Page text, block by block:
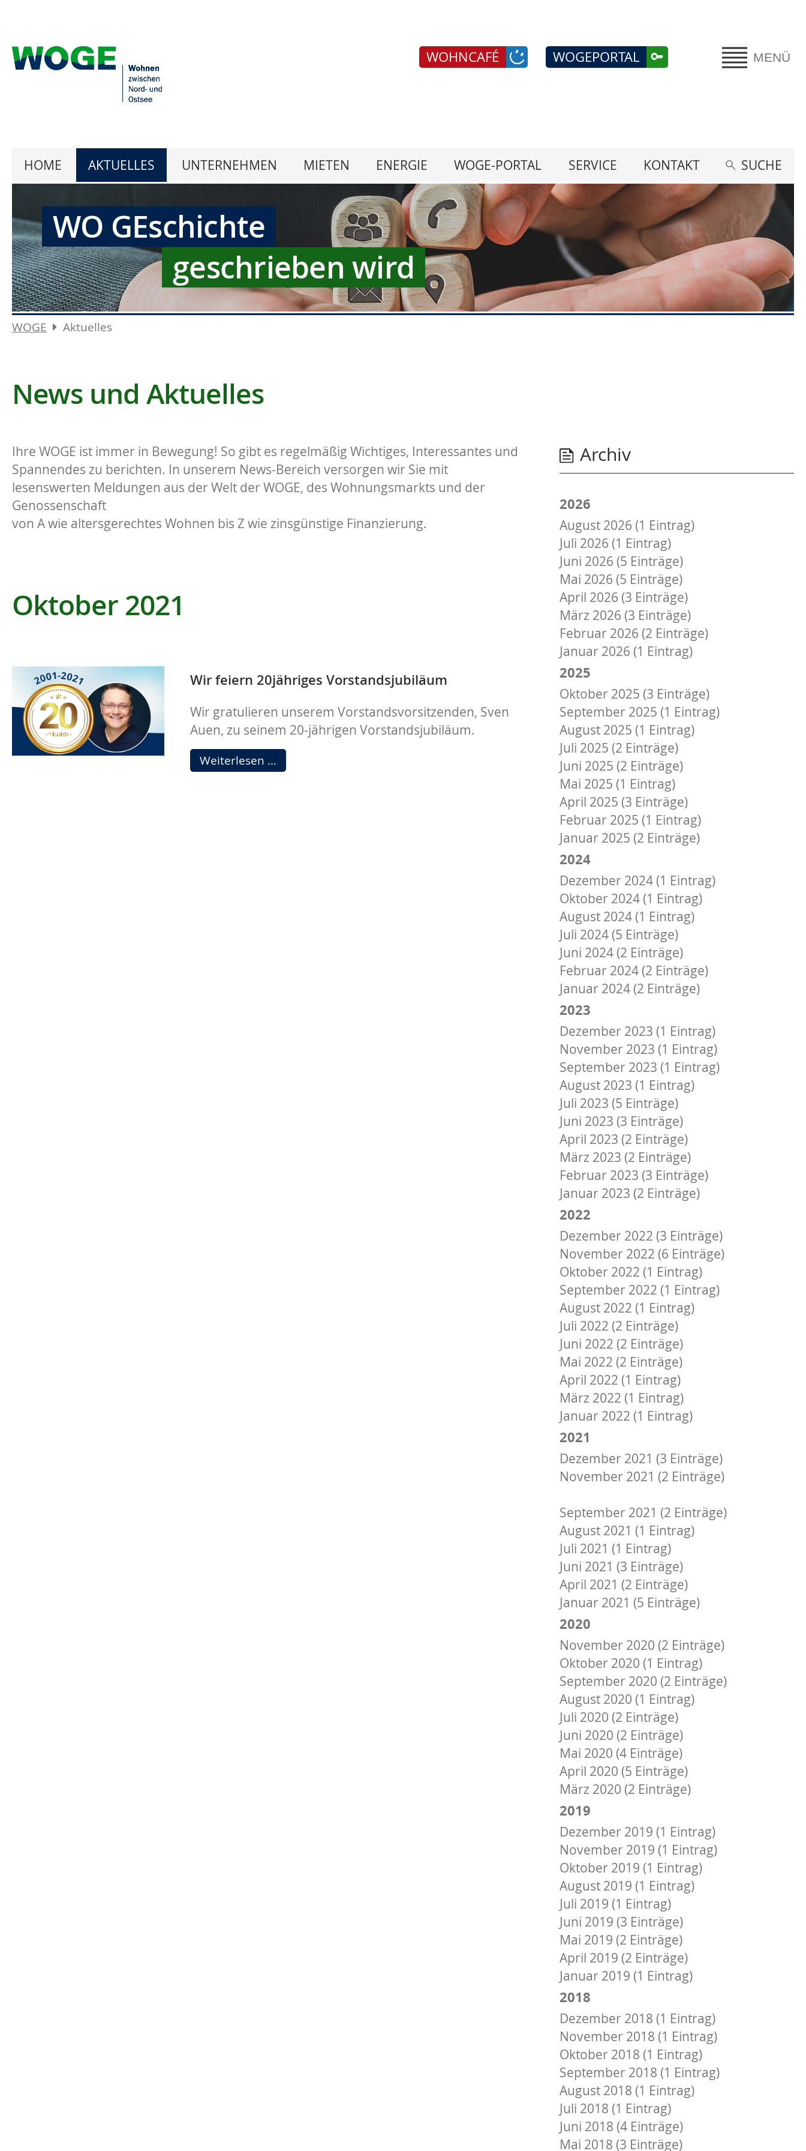
MENÜ
WOGEPORTAL
WOHNCAFÉ
HOME AKTUELLES UNTERNEHMEN MIETEN ENERGIE WOGE-PORTAL SERVICE KONTAKT SUCHE
WO GEschichte
geschrieben wird
WOGE Aktuelles
News und Aktuelles
Ihre WOGE ist immer in Bewegung! So gibt es regelmäßig Wichtiges, Interessantes und
Spannendes zu berichten. In unserem News-Bereich versorgen wir Sie mit
lesenswerten Meldungen aus der Welt der WOGE, des Wohnungsmarkts und der
Genossenschaft
von A wie altersgerechtes Wohnen bis Z wie zinsgünstige Finanzierung.
Oktober 2021
Wir feiern 20jähriges Vorstandsjubiläum
Wir gratulieren unserem Vorstandsvorsitzenden, Sven
Auen, zu seinem 20-jährigen Vorstandsjubiläum.
Weiterlesen … Wir
feiern
Archiv
2026
August 2026 (1 Eintrag)
Juli 2026 (1 Eintrag)
Juni 2026 (5 Einträge)
Mai 2026 (5 Einträge)
April 2026 (3 Einträge)
März 2026 (3 Einträge)
Februar 2026 (2 Einträge)
Januar 2026 (1 Eintrag)
2025
Oktober 2025 (3 Einträge)
September 2025 (1 Eintrag)
August 2025 (1 Eintrag)
Juli 2025 (2 Einträge)
Juni 2025 (2 Einträge)
Mai 2025 (1 Eintrag)
April 2025 (3 Einträge)
Februar 2025 (1 Eintrag)
Januar 2025 (2 Einträge)
2024
Dezember 2024 (1 Eintrag)
Oktober 2024 (1 Eintrag)
August 2024 (1 Eintrag)
Juli 2024 (5 Einträge)
Juni 2024 (2 Einträge)
Februar 2024 (2 Einträge)
Januar 2024 (2 Einträge)
2023
Dezember 2023 (1 Eintrag)
November 2023 (1 Eintrag)
September 2023 (1 Eintrag)
August 2023 (1 Eintrag)
Juli 2023 (5 Einträge)
Juni 2023 (3 Einträge)
April 2023 (2 Einträge)
März 2023 (2 Einträge)
Februar 2023 (3 Einträge)
Januar 2023 (2 Einträge)
2022
Dezember 2022 (3 Einträge)
November 2022 (6 Einträge)
Oktober 2022 (1 Eintrag)
September 2022 (1 Eintrag)
August 2022 (1 Eintrag)
Juli 2022 (2 Einträge)
Juni 2022 (2 Einträge)
Mai 2022 (2 Einträge)
April 2022 (1 Eintrag)
März 2022 (1 Eintrag)
Januar 2022 (1 Eintrag)
2021
Dezember 2021 (3 Einträge)
November 2021 (2 Einträge)
September 2021 (2 Einträge)
August 2021 (1 Eintrag)
Juli 2021 (1 Eintrag)
Juni 2021 (3 Einträge)
April 2021 (2 Einträge)
Januar 2021 (5 Einträge)
2020
November 2020 (2 Einträge)
Oktober 2020 (1 Eintrag)
September 2020 (2 Einträge)
August 2020 (1 Eintrag)
Juli 2020 (2 Einträge)
Juni 2020 (2 Einträge)
Mai 2020 (4 Einträge)
April 2020 (5 Einträge)
März 2020 (2 Einträge)
2019
Dezember 2019 (1 Eintrag)
November 2019 (1 Eintrag)
Oktober 2019 (1 Eintrag)
August 2019 (1 Eintrag)
Juli 2019 (1 Eintrag)
Juni 2019 (3 Einträge)
Mai 2019 (2 Einträge)
April 2019 (2 Einträge)
Januar 2019 (1 Eintrag)
2018
Dezember 2018 (1 Eintrag)
November 2018 (1 Eintrag)
Oktober 2018 (1 Eintrag)
September 2018 (1 Eintrag)
August 2018 (1 Eintrag)
Juli 2018 (1 Eintrag)
Juni 2018 (4 Einträge)
Mai 2018 (3 Einträge)